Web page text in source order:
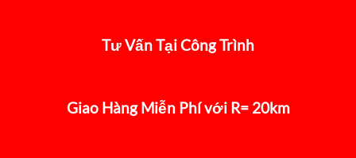
Tư Vấn Tại Công Trình
Giao Hàng Miễn Phí với R= 20km